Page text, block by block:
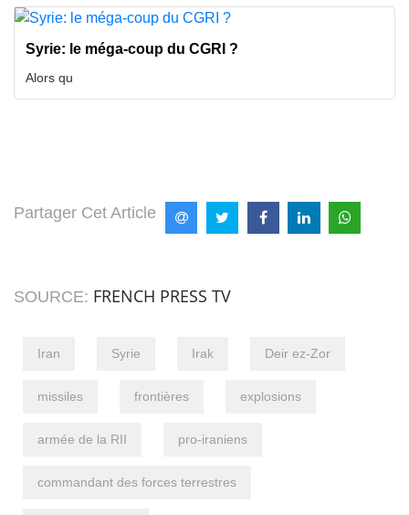
Syrie: le méga-coup du CGRI ?
Alors qu
Partager Cet Article
SOURCE: FRENCH PRESS TV
Iran Syrie Irak Deir ez-Zor
missiles frontières explosions
armée de la RII pro-iraniens
commandant des forces terrestres